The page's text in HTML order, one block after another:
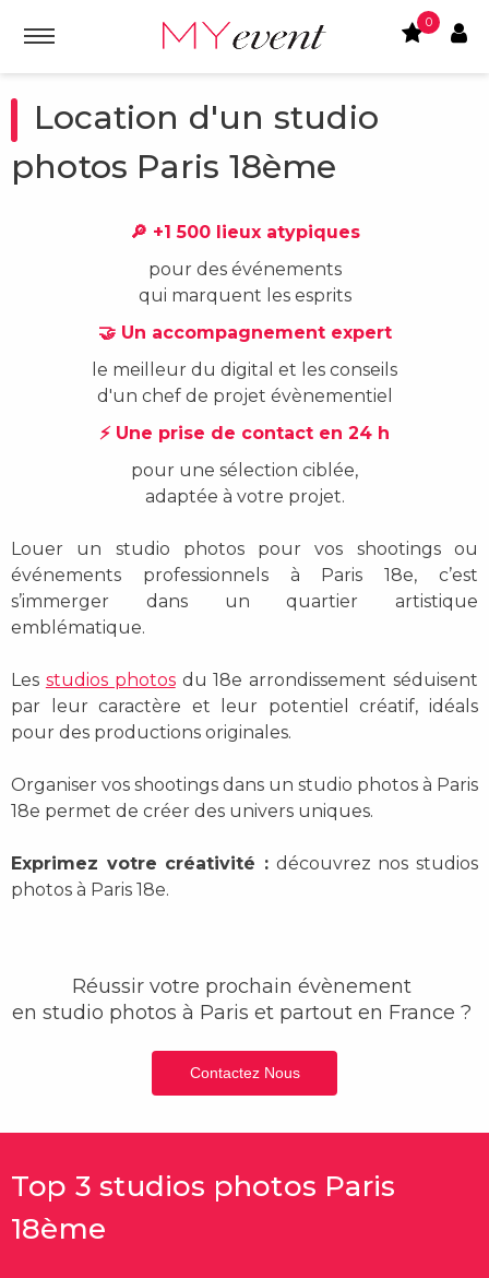
0
Location d'un studio
photos Paris 18ème
🔎 +1 500 lieux atypiques
pour des événements
qui marquent les esprits
🤝 Un accompagnement expert
le meilleur du digital et les conseils
d'un chef de projet évènementiel
⚡ Une prise de contact en 24 h
pour une sélection ciblée,
adaptée à votre projet.
Louer un studio photos pour vos shootings ou
événements professionnels à Paris 18e, c’est
s’immerger dans un quartier artistique
emblématique.
Les studios photosdu 18e arrondissement séduisent
par leur caractère et leur potentiel créatif, idéals
pour des productions originales.
Organiser vos shootings dans un studio photos à Paris
18e permet de créer des univers uniques.
Exprimez votre créativité : découvrez nos studios
photos à Paris 18e.
Réussir votre prochain évènement
en studio photos à Paris et partout en France ?
Contactez Nous
Top 3 studios photos Paris
18ème